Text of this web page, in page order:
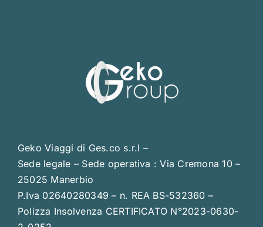
Geko Viaggi di Ges.co s.r.l –
Sede legale – Sede operativa : Via Cremona 10 –
25025 Manerbio
P.Iva 02640280349 – n. REA BS-532360 –
Polizza Insolvenza CERTIFICATO N°2023-0630-